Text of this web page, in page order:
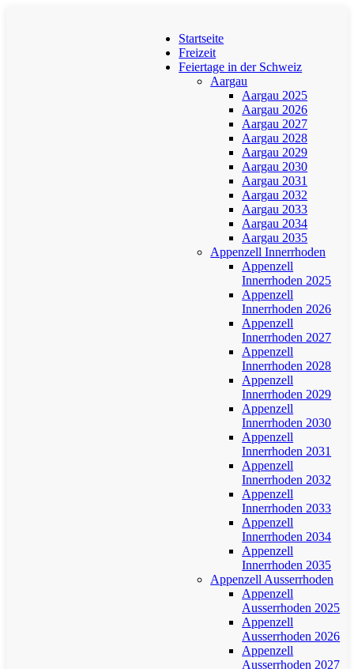
Startseite
Freizeit
Feiertage in der Schweiz
Aargau
Aargau 2025
Aargau 2026
Aargau 2027
Aargau 2028
Aargau 2029
Aargau 2030
Aargau 2031
Aargau 2032
Aargau 2033
Aargau 2034
Aargau 2035
Appenzell Innerrhoden
Appenzell
Innerrhoden 2025
Appenzell
Innerrhoden 2026
Appenzell
Innerrhoden 2027
Appenzell
Innerrhoden 2028
Appenzell
Innerrhoden 2029
Appenzell
Innerrhoden 2030
Appenzell
Innerrhoden 2031
Appenzell
Innerrhoden 2032
Appenzell
Innerrhoden 2033
Appenzell
Innerrhoden 2034
Appenzell
Innerrhoden 2035
Appenzell Ausserrhoden
Appenzell
Ausserrhoden 2025
Appenzell
Ausserrhoden 2026
Appenzell
Ausserrhoden 2027